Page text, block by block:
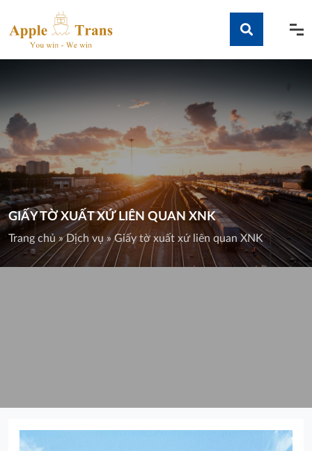
content
GIẤY TỜ XUẤT XỨ LIÊN QUAN XNK
Trang chủ»Dịch vụ»Giấy tờ xuất xứ liên quan XNK